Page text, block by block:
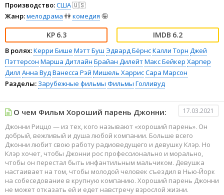
Производство:США🇺🇸
Жанр:мелодрама 👫комедия 🤪
6.3 6.2
В ролях:Керри Бише Мэтт Буш Эдвард БёрнсКалли Торн Джей
Пэттерсон Марша Дитлайн Брайан ДилейтМакс Бейкер Харпер
Дилл Анна ВудВанесса Рэй Мишель ХаррисСара Марсон
Разделы: Зарубежные фильмы Фильмы Голливуд
О чем Фильм Хороший парень Джонни: 17.03.2021
Джонни Риццо — из тех, кого называют «хороший парень». Он
добрый, вежливый и душа любой компании. Больше всего
Джонни любит свою работу радиоведущего и девушку Клэр. Но
Клэр хочет, чтобы Джонни рос профессионально и морально,
чтобы он перестал быть инфантильным мальчиком. Девушка
настаивает на том, чтобы молодой человек съездил в Нью-Йорк
на собеседование в крупную компанию. Хороший парень Джонни
не может отказать ей и едет навстречу взрослой жизни.